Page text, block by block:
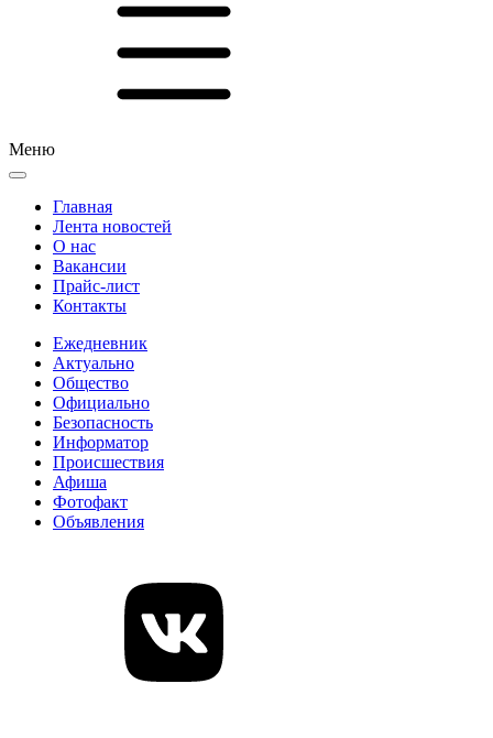
Меню
Главная
Лента новостей
О нас
Вакансии
Прайс-лист
Контакты
Ежедневник
Актуально
Общество
Официально
Безопасность
Информатор
Происшествия
Афиша
Фотофакт
Объявления